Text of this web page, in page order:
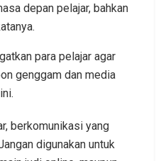
depan pelajar, bahkan
para pelajar agar
genggam dan media
berkomunikasi yang
digunakan untuk